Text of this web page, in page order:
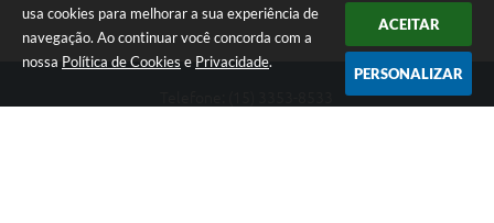
usa cookies para melhorar a sua experiência de
navegação. Ao continuar você concorda com a
nossa Política de Cookies e Privacidade.
ACEITAR
PERSONALIZAR